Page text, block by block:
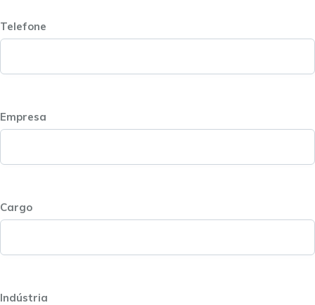
Telefone
Empresa
Cargo
Indústria